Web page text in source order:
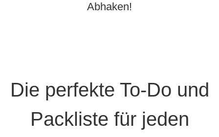
Abhaken!
Die perfekte To-Do und
Packliste für jeden